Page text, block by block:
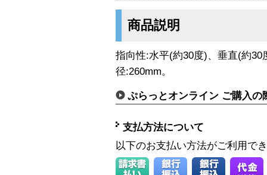
商品説明
指向性:水平(約30度)、垂直(約30
径:260mm。
ぷらっとオンライン ご購入の
支払方法について
以下のお支払い方法がご利用で